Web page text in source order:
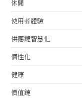
休閒
使用者體驗
供應鏈智慧化
個性化
健康
價值鏈